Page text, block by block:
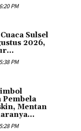
PM
Sulsel
2026,
PM
Pembela
Mentan
PM